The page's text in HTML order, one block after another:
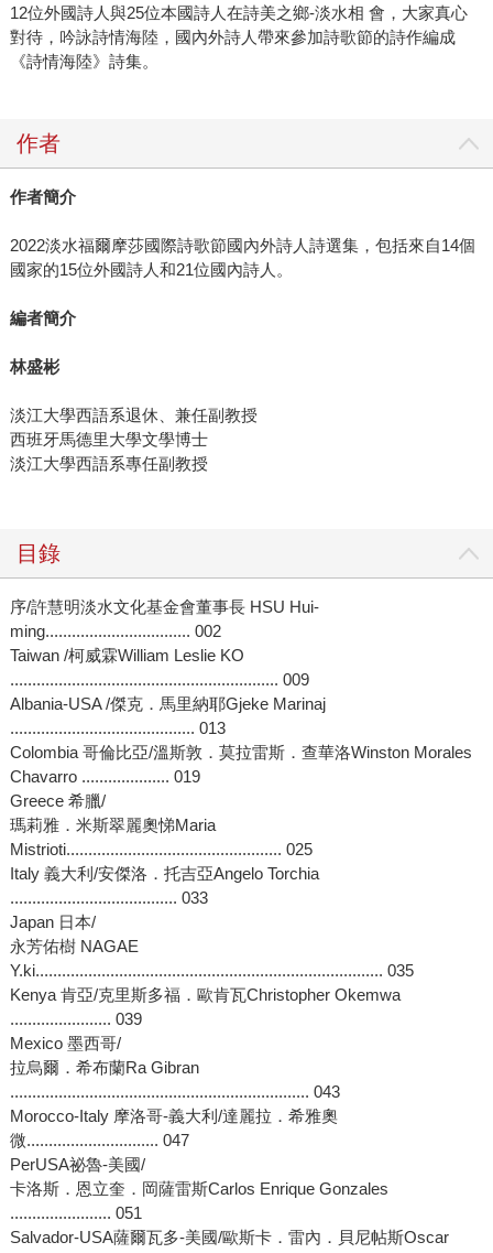
12位外國詩人與25位本國詩人在詩美之鄉-淡水相 會，大家真心
對待，吟詠詩情海陸，國內外詩人帶來參加詩歌節的詩作編成
《詩情海陸》詩集。
作者
作者簡介
2022淡水福爾摩莎國際詩歌節國內外詩人詩選集，包括來自14個
國家的15位外國詩人和21位國內詩人。
編者簡介
林盛彬
淡江大學西語系退休、兼任副教授
西班牙馬德里大學文學博士
淡江大學西語系專任副教授
目錄
序/許慧明淡水文化基金會董事長 HSU Hui-
ming................................. 002
Taiwan /柯威霖William Leslie KO
............................................................. 009
Albania-USA /傑克．馬里納耶Gjeke Marinaj
.......................................... 013
Colombia 哥倫比亞/溫斯敦．莫拉雷斯．查華洛Winston Morales
Chavarro .................... 019
Greece 希臘/
瑪莉雅．米斯翠麗奧悌Maria
Mistrioti................................................. 025
Italy 義大利/安傑洛．托吉亞Angelo Torchia
...................................... 033
Japan 日本/
永芳佑樹 NAGAE
Y.ki............................................................................... 035
Kenya 肯亞/克里斯多福．歐肯瓦Christopher Okemwa
....................... 039
Mexico 墨西哥/
拉烏爾．希布蘭Ra Gibran
.................................................................... 043
Morocco-Italy 摩洛哥-義大利/達麗拉．希雅奧
微.............................. 047
PerUSA祕魯-美國/
卡洛斯．恩立奎．岡薩雷斯Carlos Enrique Gonzales
....................... 051
Salvador-USA薩爾瓦多-美國/歐斯卡．雷內．貝尼帖斯Oscar